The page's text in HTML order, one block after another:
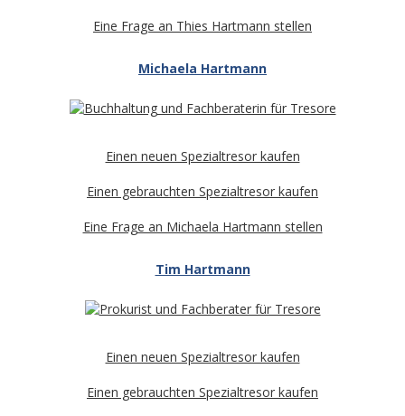
Eine Frage an Thies Hartmann stellen
Michaela Hartmann
Einen neuen Spezialtresor kaufen
Einen gebrauchten Spezialtresor kaufen
Eine Frage an Michaela Hartmann stellen
Tim Hartmann
Einen neuen Spezialtresor kaufen
Einen gebrauchten Spezialtresor kaufen